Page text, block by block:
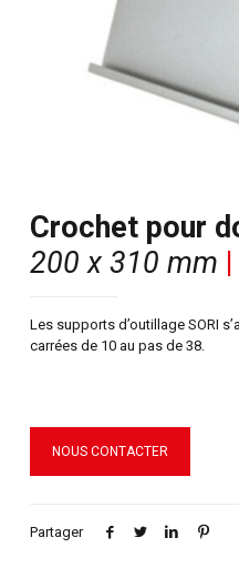
Crochet pour
200 x 310 mm
Les supports d’outillage SORI
carrées de 10 au pas de 38.
NOUS CONTACTER
Partager